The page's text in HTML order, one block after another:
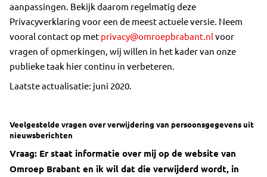
aanpassingen. Bekijk daarom regelmatig deze
Privacyverklaring voor een de meest actuele versie. Neem
vooral contact op met privacy@omroepbrabant.nl voor
vragen of opmerkingen, wij willen in het kader van onze
publieke taak hier continu in verbeteren.
Laatste actualisatie: juni 2020.
Veelgestelde vragen over verwijdering van persoonsgegevens uit
nieuwsberichten
Vraag: Er staat informatie over mij op de website van
Omroep Brabant en ik wil dat die verwijderd wordt, in